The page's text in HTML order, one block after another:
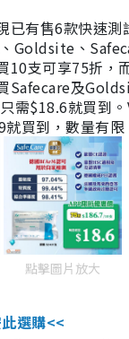
已有售6款快速測
Goldsite、
10支可享75折，
Safecare及
需$18.6就買到
買到，數量有限
點擊圖片放大
選購<<